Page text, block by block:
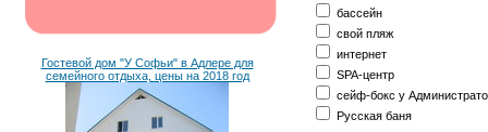
Гостевой дом "У Софьи" в Адлере для
семейного отдыха, цены на 2018 год
бассейн
свой пляж
интернет
SPA-центр
сейф-бокс у
Русская баня